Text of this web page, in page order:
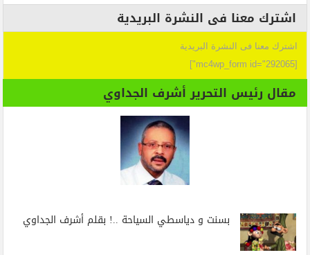
اشترك معنا فى النشرة البريدية
اشترك معنا فى النشرة البريدية
[mc4wp_form id="292065"]
مقال رئيس التحرير أشرف الجداوي
بسنت و دياسطي السياحة ..! بقلم أشرف الجداوي